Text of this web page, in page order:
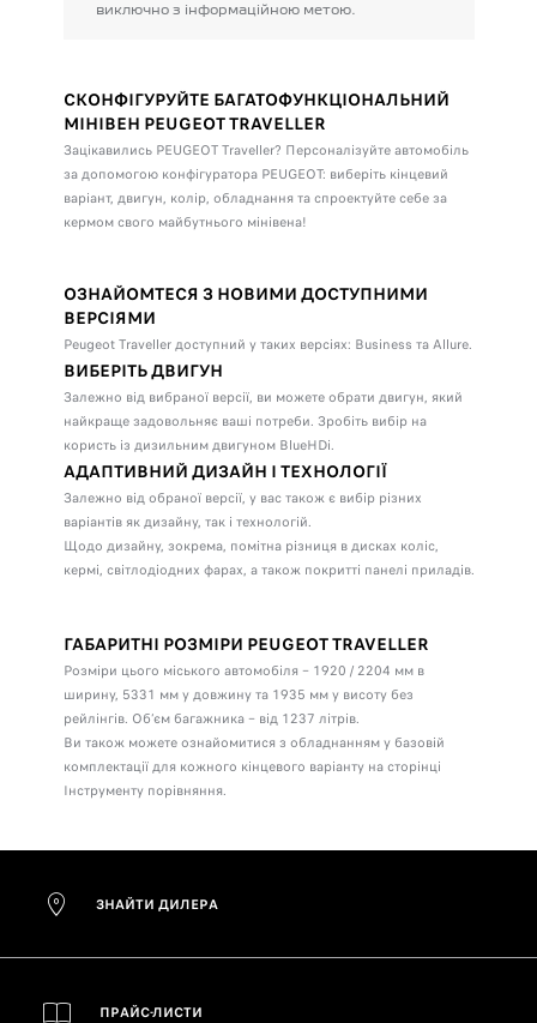
виключно з інформаційною метою.
СКОНФІГУРУЙТЕ БАГАТОФУНКЦІОНАЛЬНИЙ
МІНІВЕН PEUGEOT TRAVELLER
Зацікавились PEUGEOT Traveller? Персоналізуйте автомобіль
за допомогою конфігуратора PEUGEOT: виберіть кінцевий
варіант, двигун, колір, обладнання та спроектуйте себе за
кермом свого майбутнього мінівена!
ОЗНАЙОМТЕСЯ З НОВИМИ ДОСТУПНИМИ
ВЕРСІЯМИ
Peugeot Traveller доступний у таких версіях: Business та Allure.
ВИБЕРІТЬ ДВИГУН
Залежно від вибраної версії, ви можете обрати двигун, який
найкраще задовольняє ваші потреби. Зробіть вибір на
користь із дизильним двигуном BlueHDi.
АДАПТИВНИЙ ДИЗАЙН І ТЕХНОЛОГІЇ
Залежно від обраної версії, у вас також є вибір різних
варіантів як дизайну, так і технологій.
Щодо дизайну, зокрема, помітна різниця в дисках коліс,
кермі, світлодіодних фарах, а також покритті панелі приладів.
ГАБАРИТНІ РОЗМІРИ PEUGEOT TRAVELLER
Розміри цього міського автомобіля – 1920 / 2204 мм в
ширину, 5331 мм у довжину та 1935 мм у висоту без
рейлінгів. Об’єм багажника – від 1237 літрів.
Ви також можете ознайомитися з обладнанням у базовій
комплектації для кожного кінцевого варіанту на сторінці
Інструменту порівняння.
ЗНАЙТИ ДИЛЕРА
ПРАЙС-ЛИСТИ